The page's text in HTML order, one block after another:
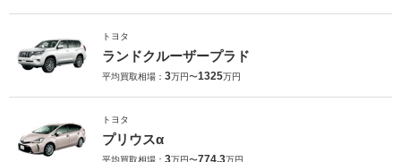
トヨタ
ランドクルーザープラド
平均買取相場： 3万円〜1325万円
トヨタ
プリウスα
平均買取相場： 3万円〜774.3万円